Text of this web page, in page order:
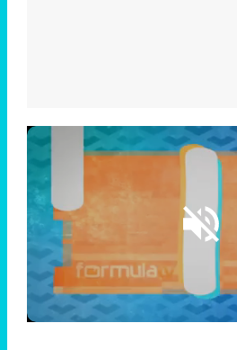
Unmute
Loaded:
36.30%